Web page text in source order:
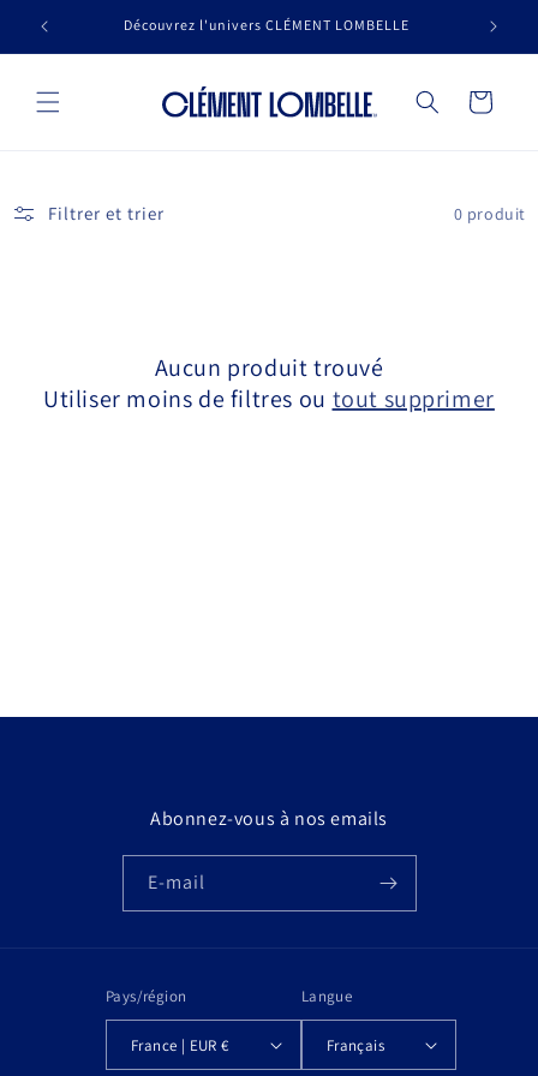
passer
Découvrez l'univers CLÉMENT LOMBELLE
Panier
Filtrer et trier 0 produit
Aucun produit trouvé
Utiliser moins de filtres ou tout supprimer
Abonnez-vous à nos emails
E-mail
Pays/région
France | EUR €
Langue
Français